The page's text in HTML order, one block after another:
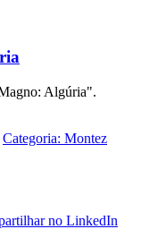
Algúria".
Categoria: Montez
no LinkedIn